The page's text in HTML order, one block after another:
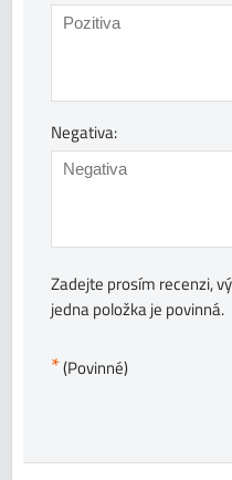
Negativa:
Zadejte prosím recenzi,
jedna položka je povinná.
*(Povinné)